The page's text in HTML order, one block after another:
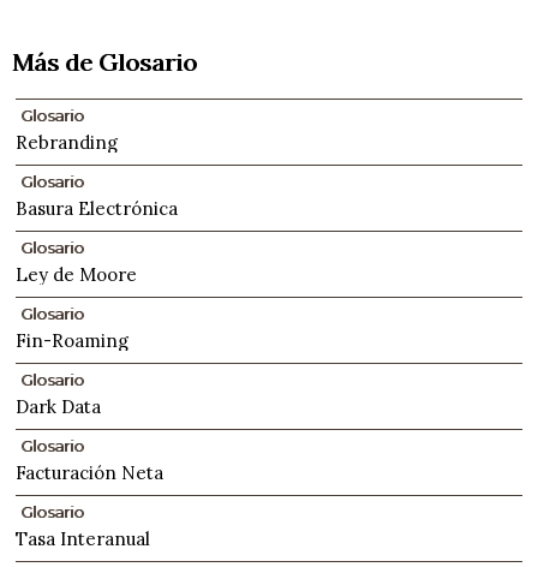
Más de Glosario
Glosario
Rebranding
Glosario
Basura Electrónica
Glosario
Ley de Moore
Glosario
Fin-Roaming
Glosario
Dark Data
Glosario
Facturación Neta
Glosario
Tasa Interanual